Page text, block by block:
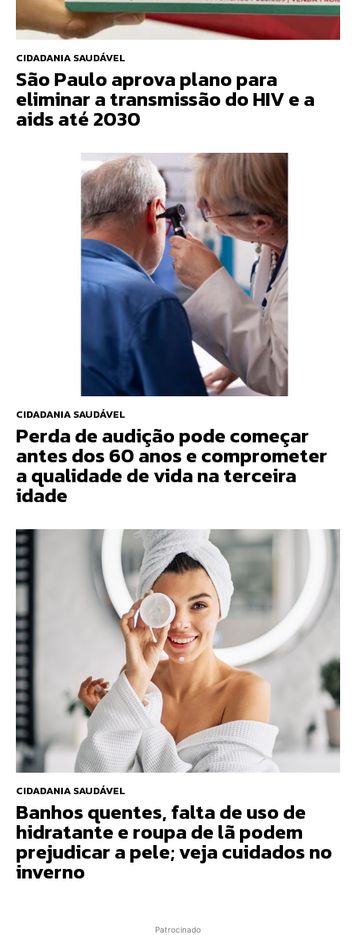
CIDADANIA SAUDÁVEL
São Paulo aprova plano para
eliminar a transmissão do HIV e a
aids até 2030
CIDADANIA SAUDÁVEL
Perda de audição pode começar
antes dos 60 anos e comprometer
a qualidade de vida na terceira
idade
CIDADANIA SAUDÁVEL
Banhos quentes, falta de uso de
hidratante e roupa de lã podem
prejudicar a pele; veja cuidados no
inverno
Patrocinado